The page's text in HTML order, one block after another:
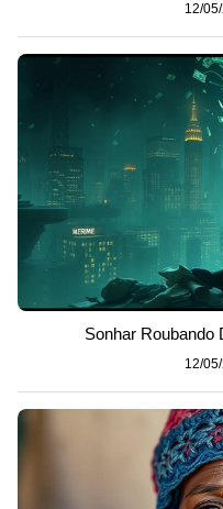
12/
Sonhar Roubando
12/